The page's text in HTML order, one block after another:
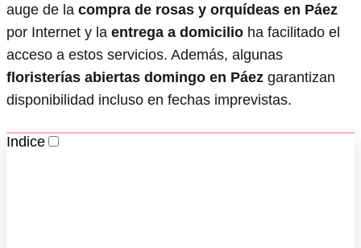
auge de la compra de rosas y orquídeas en Páez
por Internet y la entrega a domicilio ha facilitado el
acceso a estos servicios. Además, algunas
floristerías abiertas domingo en Páez garantizan
disponibilidad incluso en fechas imprevistas.
Indice